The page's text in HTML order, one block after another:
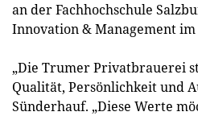
an der Fachhochschule
Innovation & Management
„Die Trumer Privatbrauerei
Qualität, Persönlichkeit und
Sünderhauf. „Diese Werte